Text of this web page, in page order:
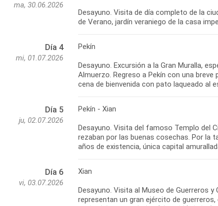
ma, 30.06.2026
Desayuno. Visita de día completo de la
de Verano, jardín veraniego de la casa
Día 4
mi, 01.07.2026
Pekín
Desayuno. Excursión a la Gran Muralla,
Almuerzo. Regreso a Pekín con una
cena de bienvenida con pato laqueado al
Día 5
ju, 02.07.2026
Pekín - Xian
Desayuno. Visita del famoso Templo del
rezaban por las buenas cosechas. Por la
años de existencia, única capital
Día 6
vi, 03.07.2026
Xian
Desayuno. Visita al Museo de Guerreros
representan un gran ejército de